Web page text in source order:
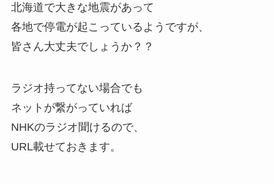
北海道で大きな地震があって
各地で停電が起こっているようですが、
皆さん大丈夫でしょうか？？
ラジオ持ってない場合でも
ネットが繋がっていれば
NHKのラジオ聞けるので、
URL載せておきます。